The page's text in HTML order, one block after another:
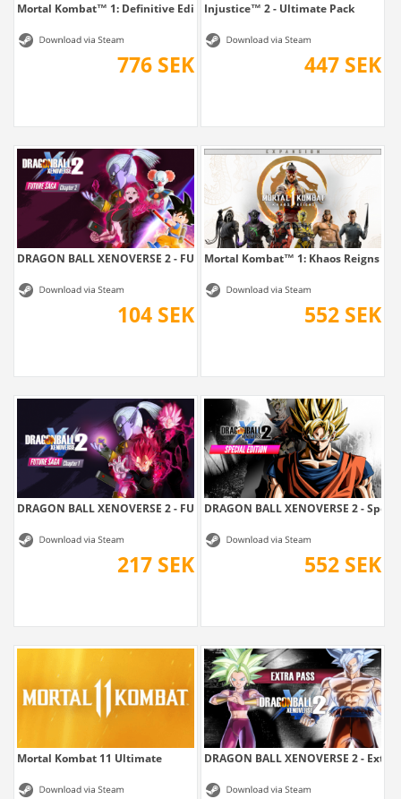
Mortal Kombat™ 1: Definitive Edition
776 SEK
Injustice™ 2 - Ultimate Pack
447 SEK
DRAGON BALL XENOVERSE 2 - FUTURE SAGA...
104 SEK
Mortal Kombat™ 1: Khaos Reigns
552 SEK
DRAGON BALL XENOVERSE 2 - FUTURE SAGA...
217 SEK
DRAGON BALL XENOVERSE 2 -
552 SEK
Mortal Kombat 11 Ultimate DRAGON BALL XENOVERSE 2 - Extra